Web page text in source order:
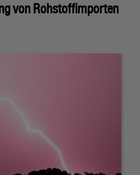
von Rohstoffimporten